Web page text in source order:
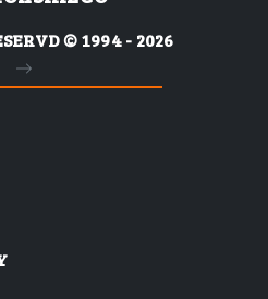
© 1994 - 2026